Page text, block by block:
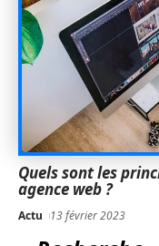
Quels sont les
agence web ?
Actu 13 février 2023